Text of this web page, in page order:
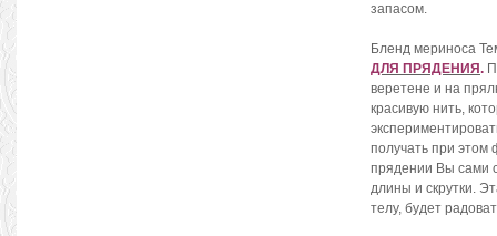
запасом.
Бленд мериноса
ДЛЯ ПРЯДЕНИЯ .
веретене и на
красивую нить,
получать при
прядении Вы сами
длины и скрутки.
телу, будет